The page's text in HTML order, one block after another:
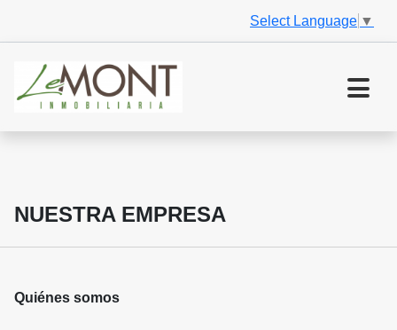
Select Language ▼
NUESTRA EMPRESA
Quiénes somos